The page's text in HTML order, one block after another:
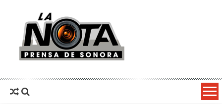
La Nota Prensa De Sonora